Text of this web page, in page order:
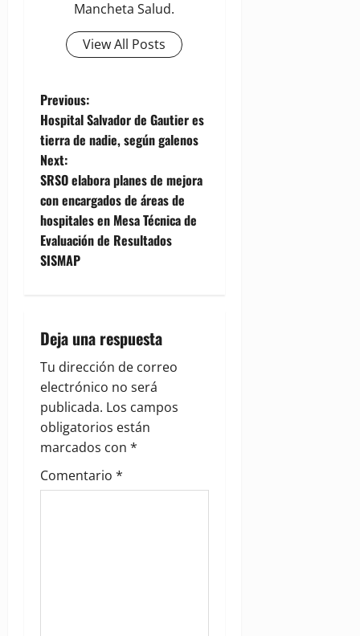
Mancheta Salud.
View All Posts
P
o
s
t
n
a
i
g
a
t
i
Previous:
Hospital Salvador de Gautier es
tierra de nadie, según galenos
Next:
SRSO elabora planes de mejora
con encargados de áreas de
hospitales en Mesa Técnica de
Evaluación de Resultados
SISMAP
Deja una respuesta
Tu dirección de correo
electrónico no será
publicada. Los campos
obligatorios están
marcados con *
Comentario *